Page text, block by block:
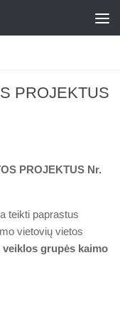
PROJEKTUS
PROJEKTUS Nr.
teikti paprastus
vietovių vietos
grupės kaimo